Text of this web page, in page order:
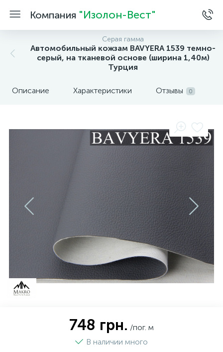
Компания "Изолон-Вест"
Серая гамма
Автомобильный кожзам BAVYERA 1539 темно-
серый, на тканевой основе (ширина 1,40м)
Турция
Описание Характеристики Отзывы 0
748 грн. /пог. м
В наличии много